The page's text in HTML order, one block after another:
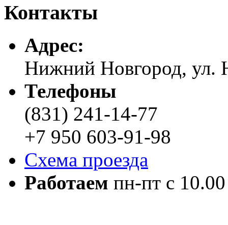
Контакты
Адреc:
Нижний Новгород, ул.
Телефоны
(831) 241-14-77
+7 950 603-91-98
Схема проезда
Работаем пн-пт с